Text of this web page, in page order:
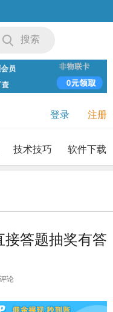
搜索
登录 注册
技术技巧 软件下载
答题抽奖有答
评论